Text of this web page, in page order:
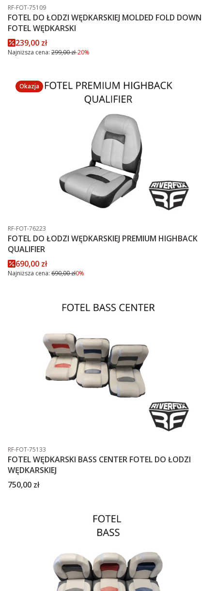
Kod produktu
RF-FOT-75109
FOTEL DO ŁODZI WĘDKARSKIEJ MOLDED FOLD DOWN
FOTEL WĘDKARSKI
Cena promocyjna
239,00 zł
Najniższa cena: 299,00 zł-20%
Okazja
Kod produktu
RF-FOT-76223
FOTEL DO ŁODZI WĘDKARSKIEJ PREMIUM HIGHBACK
QUALIFIER
Cena promocyjna
690,00 zł
Najniższa cena: 690,00 zł0%
Kod produktu
RF-FOT-75133
FOTEL WĘDKARSKI BASS CENTER FOTEL DO ŁODZI
WĘDKARSKIEJ
Cena
750,00 zł